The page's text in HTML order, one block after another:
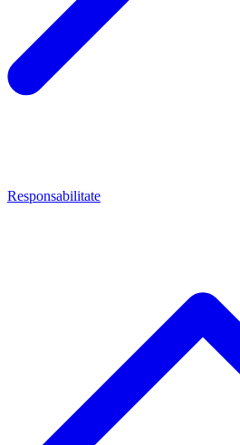
Responsabilitate